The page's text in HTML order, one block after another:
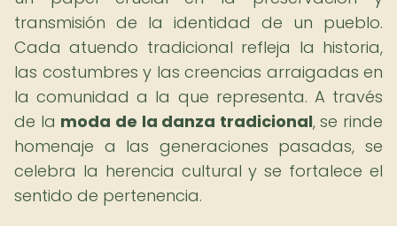
transmisión de la identidad de un pueblo.
Cada atuendo tradicional refleja la historia,
las costumbres y las creencias arraigadas en
la comunidad a la que representa. A través
de la moda de la danza tradicional, se rinde
homenaje a las generaciones pasadas, se
celebra la herencia cultural y se fortalece el
sentido de pertenencia.